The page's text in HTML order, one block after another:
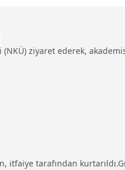
ziyaret ederek,
itfaiye tarafından